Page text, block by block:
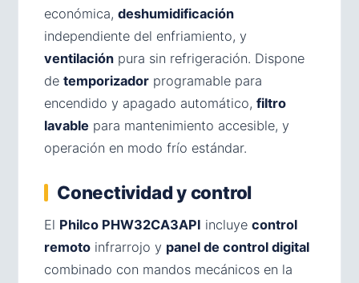
económica, deshumidificación
independiente del enfriamiento, y
ventilación pura sin refrigeración. Dispone
de temporizador programable para
encendido y apagado automático, filtro
lavable para mantenimiento accesible, y
operación en modo frío estándar.
Conectividad y control
El Philco PHW32CA3API incluye control
remoto infrarrojo y panel de control digital
combinado con mandos mecánicos en la